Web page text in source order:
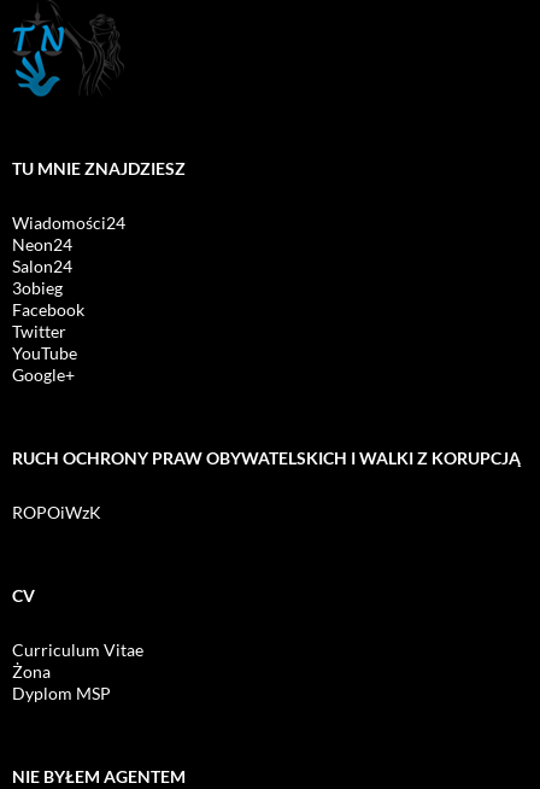
TU MNIE ZNAJDZIESZ
Wiadomości24
Neon24
Salon24
3obieg
Facebook
Twitter
YouTube
Google+
RUCH OCHRONY PRAW OBYWATELSKICH I WALKI Z KORUPCJĄ
ROPOiWzK
CV
Curriculum Vitae
Żona
Dyplom MSP
NIE BYŁEM AGENTEM